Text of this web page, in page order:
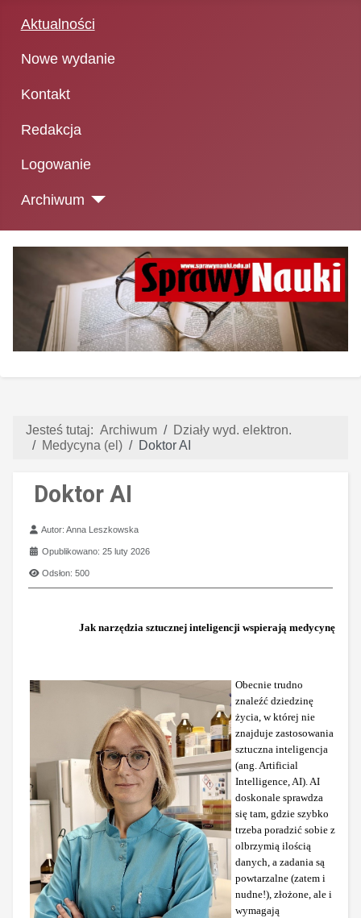
Aktualności
Nowe wydanie
Kontakt
Redakcja
Logowanie
Archiwum
Jesteś tutaj: Archiwum
Działy wyd. elektron.
Medycyna (el)
Doktor AI
Doktor AI
Szczegóły
Autor:Anna Leszkowska
Opublikowano: 25 luty 2026
Odsłon: 500
Jak narzędzia sztucznej inteligencji wspierają medycynę
Obecnie trudno
znaleźć dziedzinę
życia, w której nie
znajduje zastosowania
sztuczna inteligencja
(ang. Artificial
Intelligence, AI). AI
doskonale sprawdza
się tam, gdzie szybko
trzeba poradzić sobie z
olbrzymią ilością
danych, a zadania są
powtarzalne (zatem i
nudne!), złożone, ale i
wymagają